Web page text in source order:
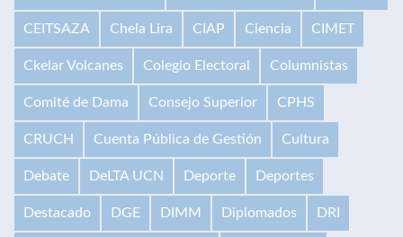
CEITSAZA Chela Lira CIAP Ciencia CIMET
Ckelar Volcanes Colegio Electoral Columnistas
Comité de Dama Consejo Superior CPHS
CRUCH Cuenta Pública de Gestión Cultura
Debate DeLTA UCN Deporte Deportes
Destacado DGE DIMM Diplomados DRI